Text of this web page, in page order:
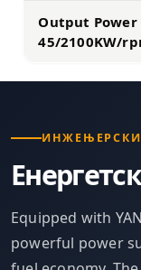
Output Power
45/2100KW/
Equipped with
powerful power